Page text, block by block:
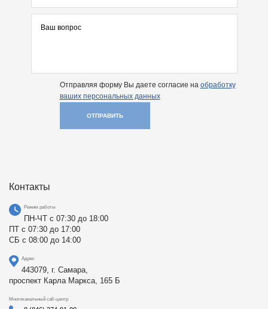
Отправляя форму Вы даете согласие на обработку
ваших персональных данных
ОТПРАВИТЬ
Контакты
Режим работы
ПН-ЧТ с 07:30 до 18:00
ПТ с 07:30 до 17:00
СБ с 08:00 до 14:00
Адрес
443079, г. Самара,
проспект Карла Маркса, 165 Б
Многоканальный call-центр